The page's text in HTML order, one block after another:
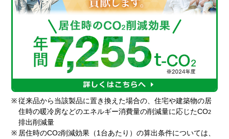
※ 従来品から当該製品に置き換えた場合の、住宅や建築物の居
住時の暖冷房などのエネルギー消費量の削減量に応じたCO2
排出削減量
※ 居住時のCO2削減効果（1台あたり）の算出条件については、